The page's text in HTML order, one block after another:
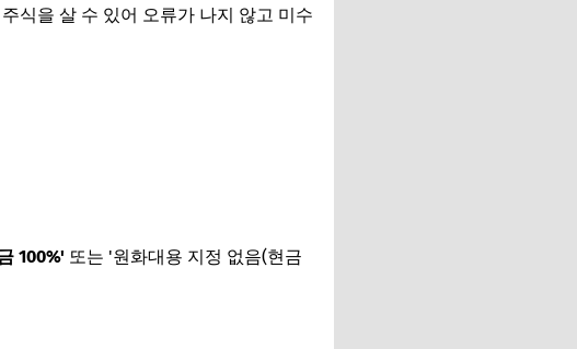
식을 살 수 있어 오류가 나지 않고 미수
100%' 또는 '원화대용 지정 없음(현금